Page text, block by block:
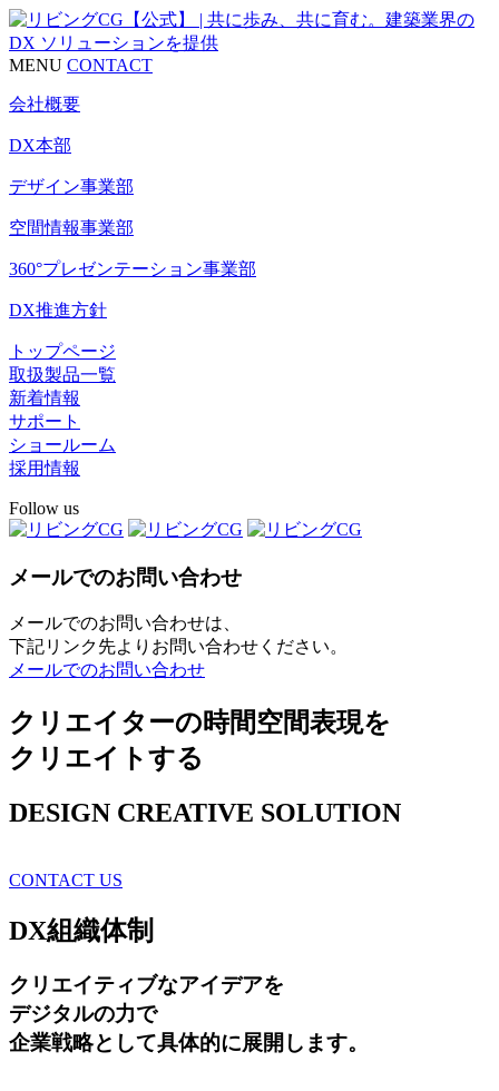
MENU CONTACT
会社概要
DX本部
デザイン事業部
空間情報事業部
360°プレゼンテーション事業部
DX推進方針
トップページ
取扱製品一覧
新着情報
サポート
ショールーム
採用情報
Follow us
メールでのお問い合わせ
メールでのお問い合わせは、
下記リンク先よりお問い合わせください。
メールでのお問い合わせ
クリエイターの時間空間表現を
クリエイトする
DESIGN CREATIVE SOLUTION
CONTACT US
DX組織体制
クリエイティブなアイデアを
デジタルの力で
企業戦略として具体的に展開します。